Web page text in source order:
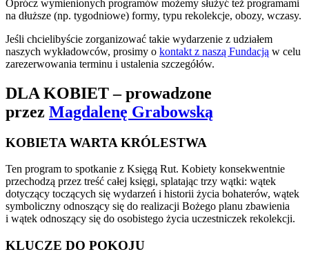
Oprócz wymienionych programów możemy służyć też programami
na dłuższe (np. tygodniowe) formy, typu rekolekcje, obozy, wczasy.
Jeśli chcielibyście zorganizować takie wydarzenie z udziałem
naszych wykładowców, prosimy o kontakt z naszą Fundacją w celu
zarezerwowania terminu i ustalenia szczegółów.
DLA KOBIET – prowadzone
przez Magdalenę Grabowską
KOBIETA WARTA KRÓLESTWA
Ten program to spotkanie z Księgą Rut. Kobiety konsekwentnie
przechodzą przez treść całej księgi, splatając trzy wątki: wątek
dotyczący toczących się wydarzeń i historii życia bohaterów, wątek
symboliczny odnoszący się do realizacji Bożego planu zbawienia
i wątek odnoszący się do osobistego życia uczestniczek rekolekcji.
KLUCZE DO POKOJU